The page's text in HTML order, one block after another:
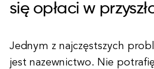
się opłaci w
Jednym z najczęstszych
jest nazewnictwo. Nie